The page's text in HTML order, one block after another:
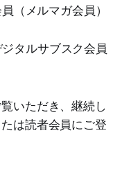
（メルマガ会員）
タルサブスク会員
いただき、継続し
は読者会員にご登